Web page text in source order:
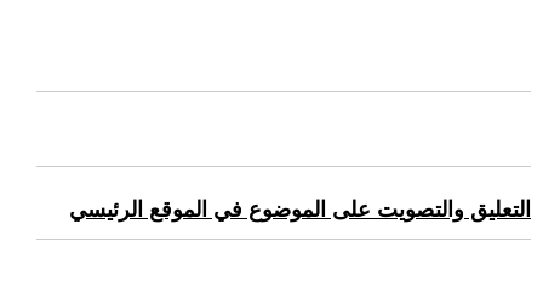
التعليق والتصويت على الموضوع في الموقع الرئيسي